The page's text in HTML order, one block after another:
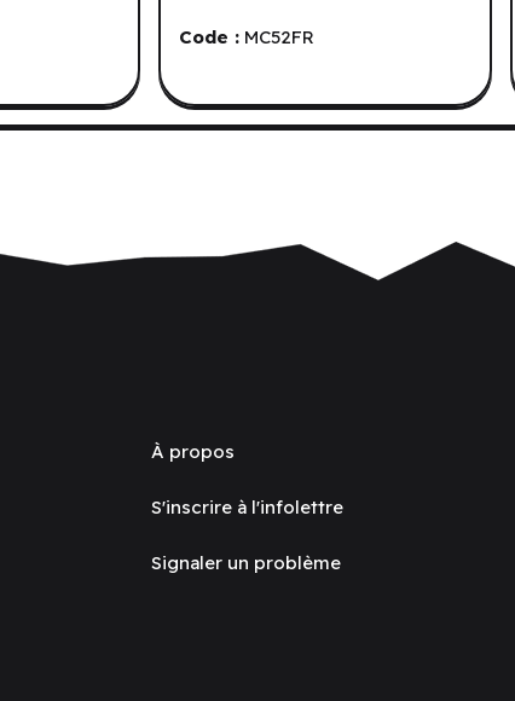
Code : MC52FR
À propos
S'inscrire à l'infolettre
Signaler un problème